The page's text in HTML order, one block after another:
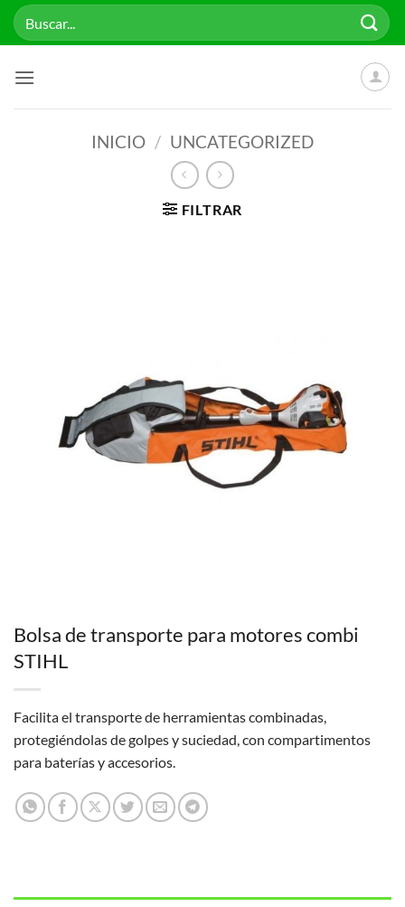
Saltar
Buscar
por:
INICIO / UNCATEGORIZED
FILTRAR
Bolsa de transporte para motores combi
STIHL
Facilita el transporte de herramientas combinadas,
protegiéndolas de golpes y suciedad, con compartimentos
para baterías y accesorios.